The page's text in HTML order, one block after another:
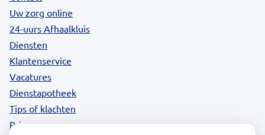
Uw zorg online
24-uurs Afhaalkluis
Diensten
Klantenservice
Vacatures
Dienstapotheek
Tips of klachten
Privacy